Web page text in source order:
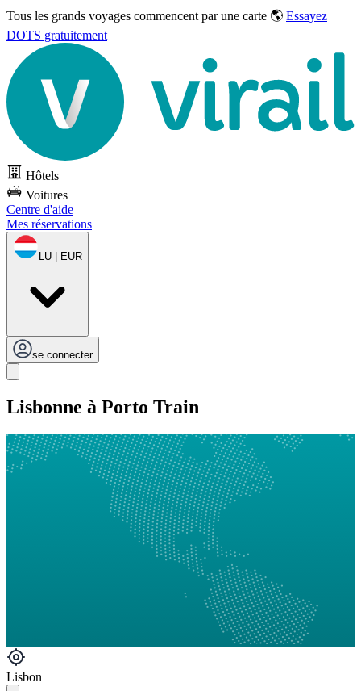
Tous les grands voyages commencent par une carte 🌎 Essayez
DOTS gratuitement
Hôtels
Voitures
Centre d'aide
Mes réservations
LU | EUR
se connecter
Lisbonne à Porto Train
Lisbon